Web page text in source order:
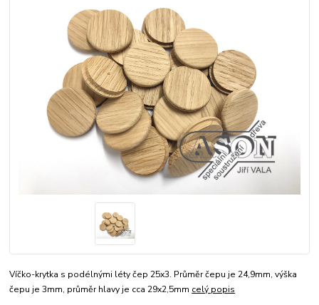
Víčko-krytka s podélnými léty čep 25x3. Průměr čepu je 24,9mm, výška
čepu je 3mm, průměr hlavy je cca 29x2,5mm celý popis